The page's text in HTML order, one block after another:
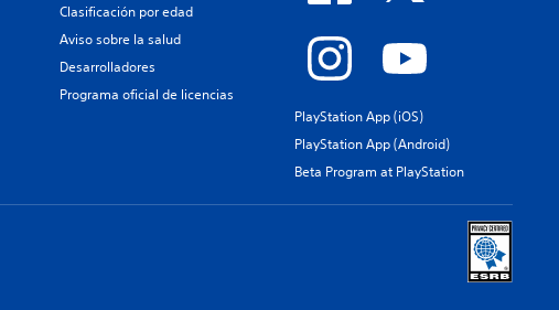
Clasificación por edad
Aviso sobre la salud
Desarrolladores
Programa oficial de licencias
PlayStation App (iOS)
PlayStation App (Android)
Beta Program at PlayStation